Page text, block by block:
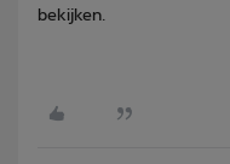
bekijken.